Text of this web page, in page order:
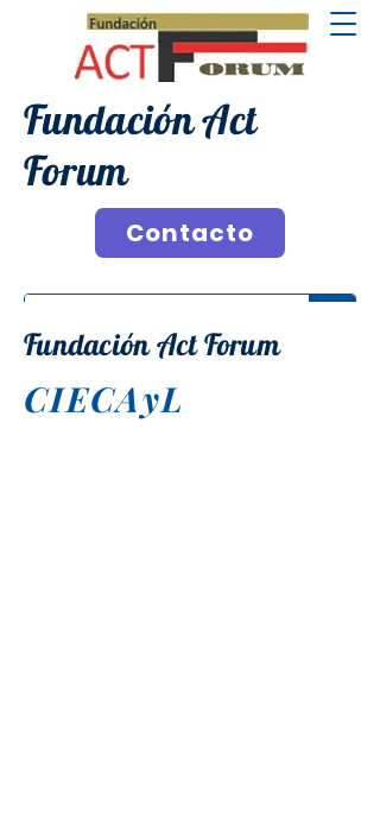
Fundación Act
Forum
Contacto
Fundación Act Forum
CIECAyL